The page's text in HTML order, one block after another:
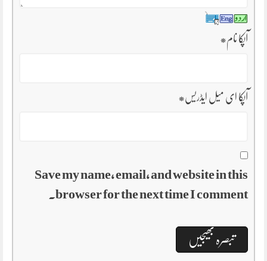
آپکا نام*
آپکا ای میل ایڈریس*
Save my name, email, and website in this
browser for the next time I comment.